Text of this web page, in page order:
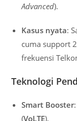
Advanced).
Kasus nyata:
cuma support
frekuensi
Teknologi
Smart Booster
(VoLTE).